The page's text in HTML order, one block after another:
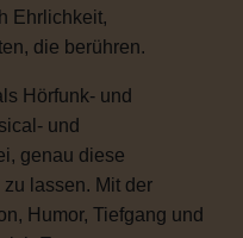
Ehrlichkeit,
die berühren.
Hörfunk- und
und
genau diese
lassen. Mit der
Humor, Tiefgang und